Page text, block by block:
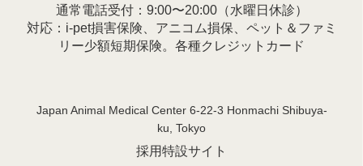
通常電話受付：9:00〜20:00（水曜日休診）
対応：i-pet損害保険、アニコム損保、ペット＆ファミ
リー少額短期保険。各種クレジットカード
Japan Animal Medical Center 6-22-3 Honmachi Shibuya-
ku, Tokyo
採用特設サイト